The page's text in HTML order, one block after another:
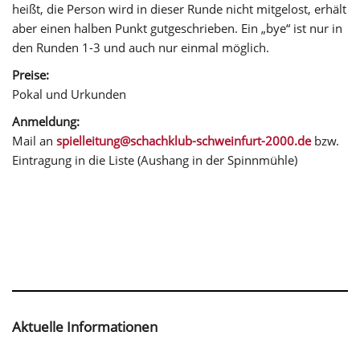
heißt, die Person wird in dieser Runde nicht mitgelost, erhält
aber einen halben Punkt gutgeschrieben. Ein „bye“ ist nur in
den Runden 1-3 und auch nur einmal möglich.
Preise:
Pokal und Urkunden
Anmeldung:
Mail an spielleitung@schachklub-schweinfurt-2000.de bzw.
Eintragung in die Liste (Aushang in der Spinnmühle)
Aktuelle Informationen